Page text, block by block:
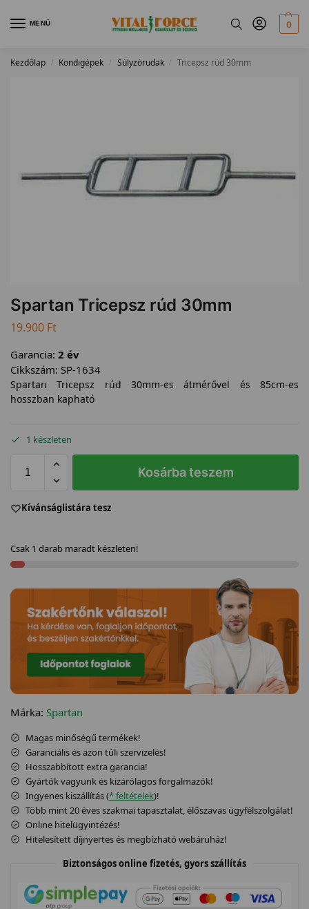
MENÜ 0
Kezdőlap / Kondigépek / Súlyzórudak / Tricepsz rúd 30mm
Spartan Tricepsz rúd 30mm
19.900 Ft
Garancia: 2 év
Cikkszám: SP-1634
Spartan Tricepsz rúd 30mm-es átmérővel és 85cm-es
hosszban kapható
1 készleten
Kosárba teszem
Kívánságlistára tesz
Csak 1 darab maradt készleten!
Márka: Spartan
Magas minőségű termékek!
Garanciális és azon túli szervizelés!
Hosszabbított extra garancia!
Gyártók vagyunk és kizárólagos forgalmazók!
Ingyenes kiszállítás (* feltételek)!
Több mint 20 éves szakmai tapasztalat, élőszavas ügyfélszolgálat!
Online hitelügyintézés!
Hitelesített díjnyertes és megbízható webáruház!
Biztonságos online fizetés, gyors szállítás